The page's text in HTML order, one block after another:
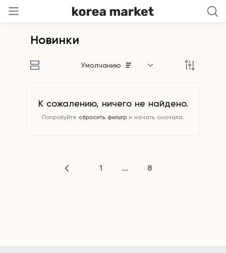
Новинки
Умолчанию
К сожалению, ничего не найдено.
Попробуйте сбросить фильтр и начать сначала.
1 ... 8